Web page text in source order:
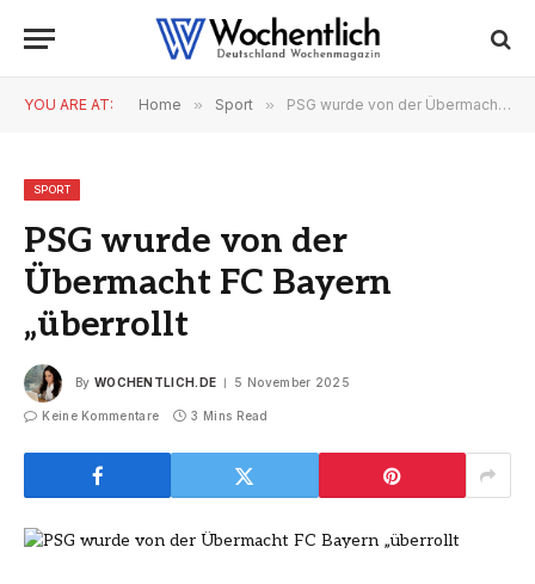
YOU ARE AT: Home » Sport » PSG wurde von der Übermacht FC Bayern „überrollt
SPORT
PSG wurde von der
Übermacht FC Bayern
„überrollt
By WOCHENTLICH.DE 5 November 2025
Keine Kommentare 3 Mins Read